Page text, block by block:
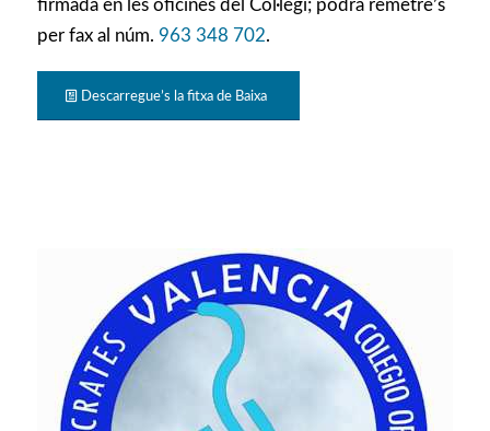
firmada en les oficines del Col·legi; podrà remetre’s
per fax al núm. 963 348 702.
Descarregue’s la fitxa de Baixa